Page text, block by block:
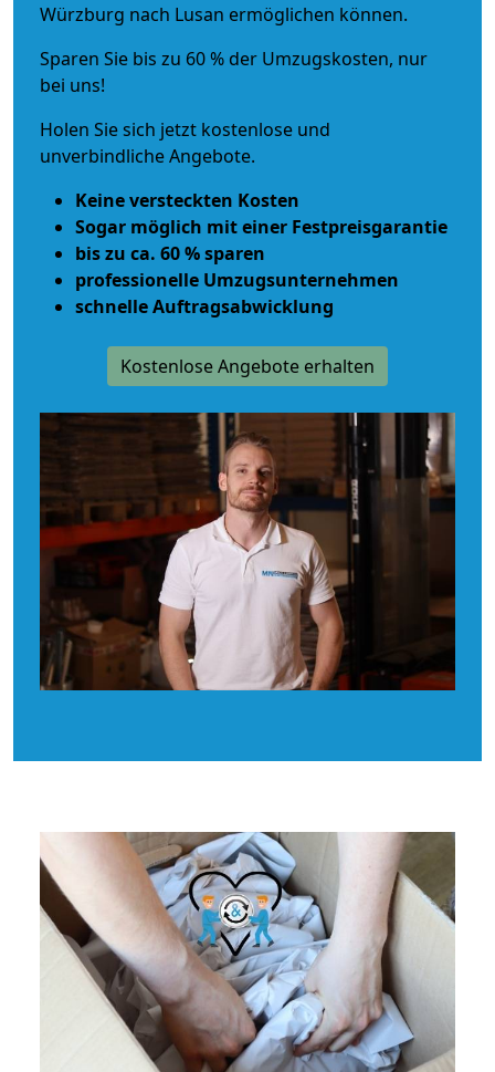
Würzburg nach Lusan ermöglichen können.
Sparen Sie bis zu 60 % der Umzugskosten, nur
bei uns!
Holen Sie sich jetzt kostenlose und
unverbindliche Angebote.
Keine versteckten Kosten
Sogar möglich mit einer Festpreisgarantie
bis zu ca. 60 % sparen
professionelle Umzugsunternehmen
schnelle Auftragsabwicklung
Kostenlose Angebote erhalten